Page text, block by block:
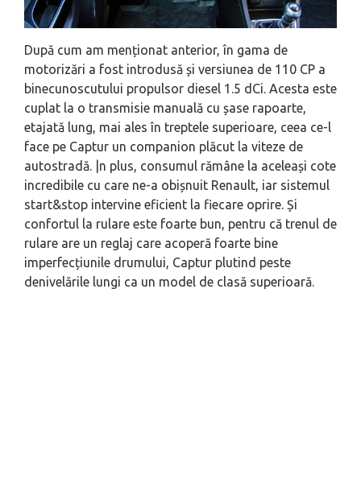
După cum am menționat anterior, în gama de
motorizări a fost introdusă și versiunea de 110 CP a
binecunoscutului propulsor diesel 1.5 dCi. Acesta este
cuplat la o transmisie manuală cu șase rapoarte,
etajată lung, mai ales în treptele superioare, ceea ce-l
face pe Captur un companion plăcut la viteze de
autostradă. |n plus, consumul rămâne la aceleași cote
incredibile cu care ne-a obișnuit Renault, iar sistemul
start&stop intervine eficient la fiecare oprire. Și
confortul la rulare este foarte bun, pentru că trenul de
rulare are un reglaj care acoperă foarte bine
imperfecțiunile drumului, Captur plutind peste
denivelările lungi ca un model de clasă superioară.